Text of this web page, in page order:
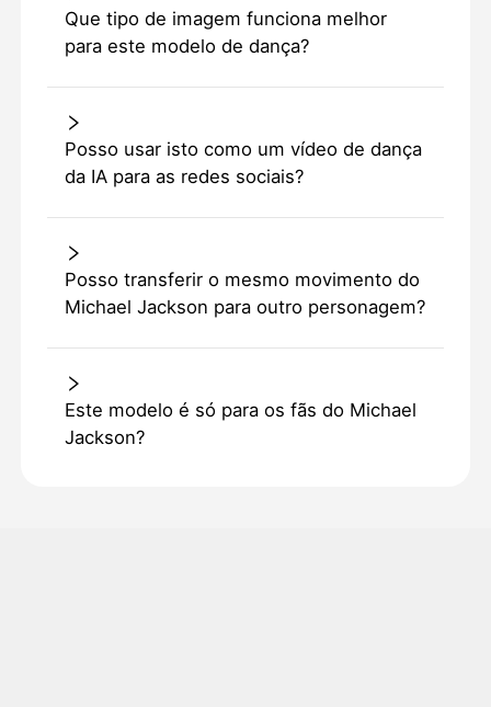
Que tipo de imagem funciona melhor
para este modelo de dança?
Posso usar isto como um vídeo de dança
da IA para as redes sociais?
Posso transferir o mesmo movimento do
Michael Jackson para outro personagem?
Este modelo é só para os fãs do Michael
Jackson?